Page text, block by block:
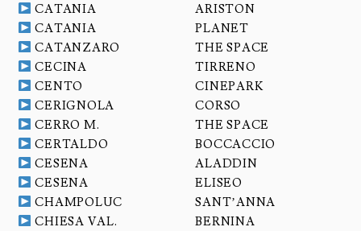
CATANIA
ARISTON
CATANIA
PLANET
CATANZARO
THE SPACE
CECINA
TIRRENO
CENTO
CINEPARK
CERIGNOLA
CORSO
CERRO M.
THE SPACE
CERTALDO
BOCCACCIO
CESENA
ALADDIN
CESENA
ELISEO
CHAMPOLUC
SANT’ANNA
CHIESA VAL.
BERNINA